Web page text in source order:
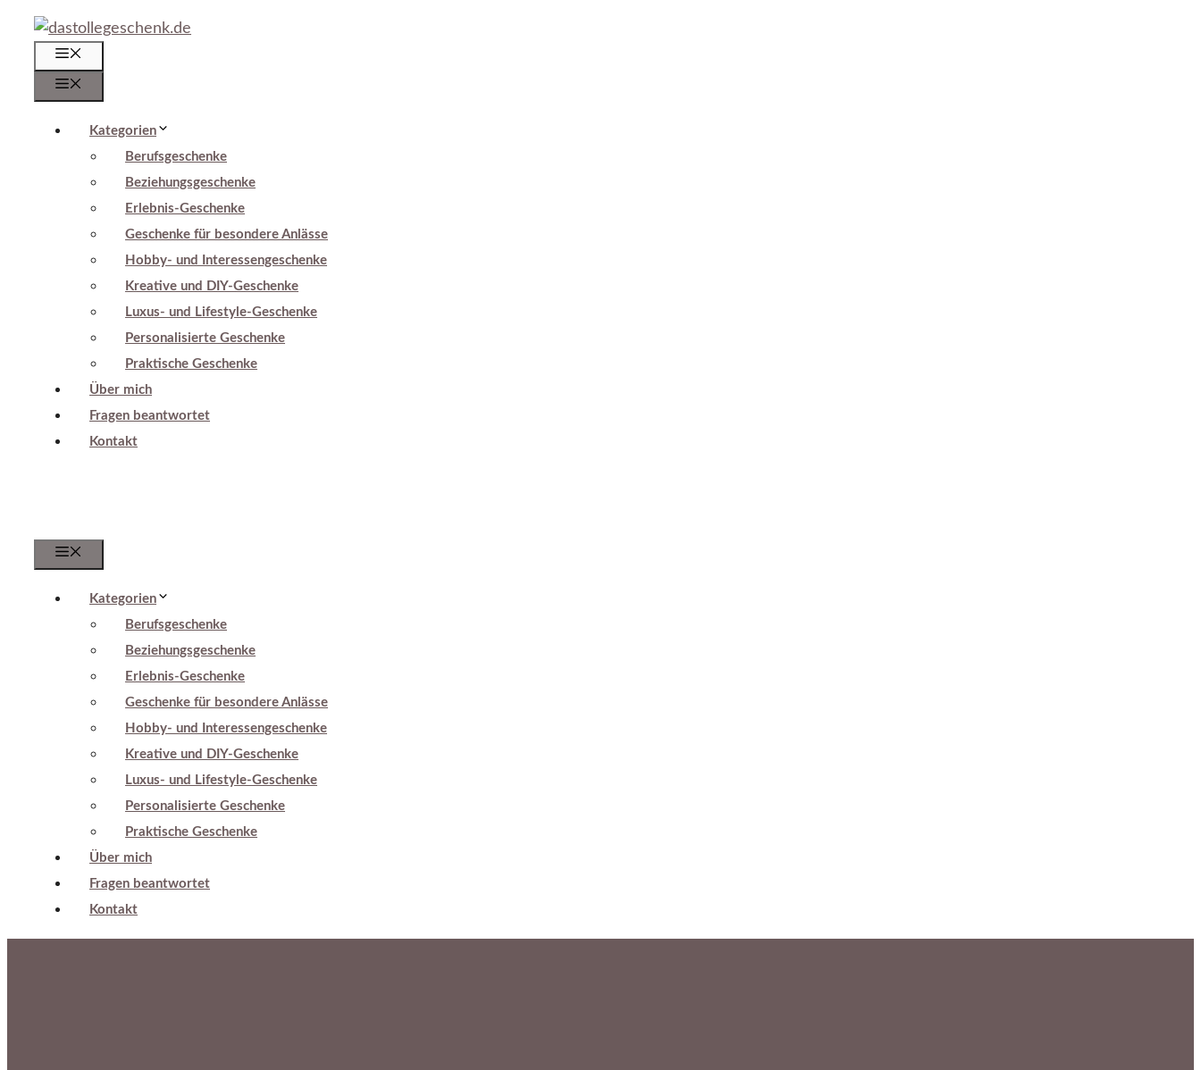
Zum
Inhalt
springen
Kategorien
Berufsgeschenke
Beziehungsgeschenke
Erlebnis-Geschenke
Geschenke für besondere Anlässe
Hobby- und Interessengeschenke
Kreative und DIY-Geschenke
Luxus- und Lifestyle-Geschenke
Personalisierte Geschenke
Praktische Geschenke
Über mich
Fragen beantwortet
Kontakt
Kategorien
Berufsgeschenke
Beziehungsgeschenke
Erlebnis-Geschenke
Geschenke für besondere Anlässe
Hobby- und Interessengeschenke
Kreative und DIY-Geschenke
Luxus- und Lifestyle-Geschenke
Personalisierte Geschenke
Praktische Geschenke
Über mich
Fragen beantwortet
Kontakt